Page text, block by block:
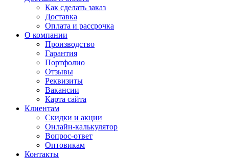
Как сделать заказ
Доставка
Оплата и рассрочка
О компании
Производство
Гарантия
Портфолио
Отзывы
Реквизиты
Вакансии
Карта сайта
Клиентам
Скидки и акции
Онлайн-калькулятор
Вопрос-ответ
Оптовикам
Контакты